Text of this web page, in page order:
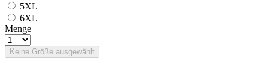
5XL
6XL
Menge
Keine Größe ausgewählt